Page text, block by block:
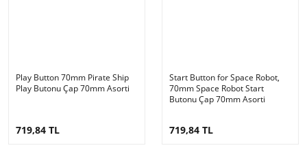
Play Button 70mm Pirate Ship
Play Butonu Çap 70mm Asorti
719,84 TL
Start Button for Space Robot,
70mm Space Robot Start
Butonu Çap 70mm Asorti
719,84 TL